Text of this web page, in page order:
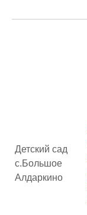
Детский сад
с.Большое
Алдаркино